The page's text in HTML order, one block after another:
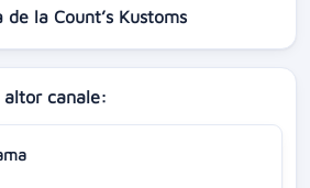
de la Count’s Kustoms
altor canale: